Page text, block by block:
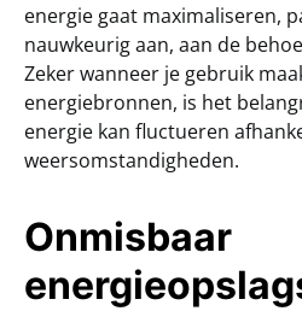
energie gaat maximaliseren,
nauwkeurig aan, aan de
Zeker wanneer je gebruik
energiebronnen, is het
energie kan fluctueren
weersomstandigheden.
Onmisbaar